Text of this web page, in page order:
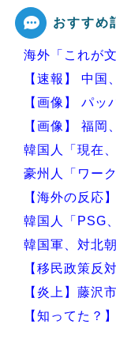
Powered by
おすすめ
海外「これが
【速報】 中国
【画像】 パッ
【画像】 福岡
韓国人「現在
豪州人「ワー
【海外の反応
韓国人「PSG
韓国軍、対北
【移民政策反
【炎上】藤沢
【知ってた？